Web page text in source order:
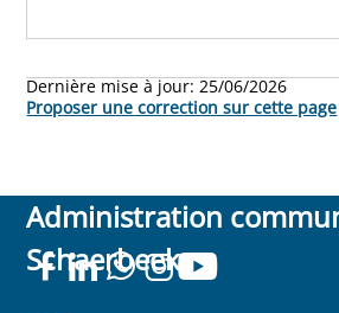
Dernière mise à jour:25/06/2026
Proposer une correction sur cette page
Administration
Schaerbeek